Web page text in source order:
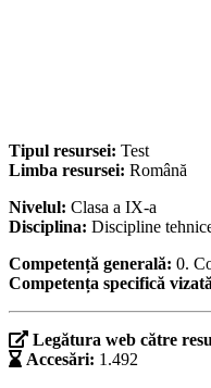
Tipul resursei: Test
Limba resursei: Română
Nivelul: Clasa a IX-a
Disciplina: Discipline
Competență generală: 0.
Competența specifică
Legătura web către
Accesări: 1.492